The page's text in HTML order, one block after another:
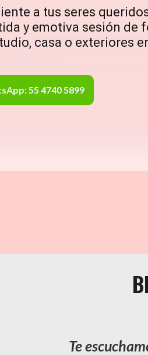
a tus seres
y emotiva sesión de
casa o exteriores
55 4740 5899
Te